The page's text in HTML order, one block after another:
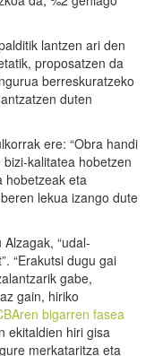
lantzen ari den
proposatzen da
berreskuratzeko
duten
ere: “Obra handi
kalitatea hobetzen
hobetzeak eta
lekua izango dute
“udal-
“Erakutsi dugu gai
gabe,
gain, hiriko
bigarren fasea
ekitaldien hiri gisa
merkataritza eta